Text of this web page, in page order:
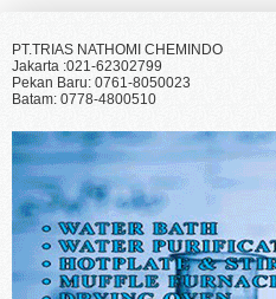
PT.TRIAS NATHOMI CHEMINDO
Jakarta :021-62302799
Pekan Baru: 0761-8050023
Batam: 0778-4800510